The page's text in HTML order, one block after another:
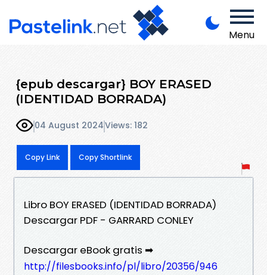
Menu
{epub descargar} BOY ERASED
(IDENTIDAD BORRADA)
04 August 2024Views: 182
Copy Link Copy Shortlink
Libro BOY ERASED (IDENTIDAD BORRADA)
Descargar PDF - GARRARD CONLEY
Descargar eBook gratis ➡
http://filesbooks.info/pl/libro/20356/946